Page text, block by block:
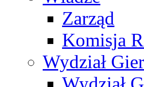
Zarząd
Komisja
Wydział